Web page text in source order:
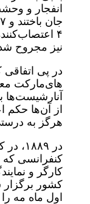
انفجار و
نیز مجروح
در پی
های‌مارکت
آنارشیست‌ها
از آن‌ها حکم
هرگز به
در
کنفرانسی
کشور برگزار
اول ماه مه